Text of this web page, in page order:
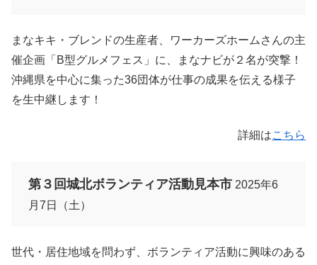
まなキキ・ブレンドの生産者、ワーカーズホームさんの主
催企画「B型グルメフェス」に、まなナビが２名が突撃！
沖縄県を中心に集った36団体が仕事の成果を伝える様子
を生中継します！
詳細はこちら
第３回城北ボランティア活動見本市 2025年6
月7日（土）
世代・居住地域を問わず、ボランティア活動に興味のある